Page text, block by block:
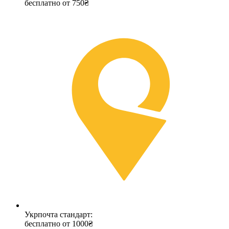
бесплатно от 750₴
Укрпочта стандарт:
бесплатно от 1000₴